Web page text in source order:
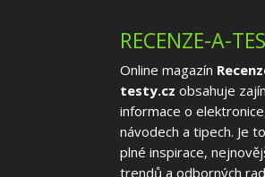
RECENZE-A-
Online magazín
testy.cz obsahuje
informace o
návodech a tipech. Je
plné inspirace,
trendů a odborných